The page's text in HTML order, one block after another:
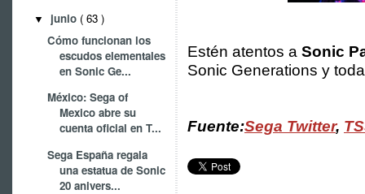
▼ junio ( 63 )
Cómo funcionan los
escudos elementales
en Sonic Ge...
México: Sega of
Mexico abre su
cuenta oficial en T...
Sega España regala
una estatua de Sonic
20 anivers...
Estén atentos a Sonic
Sonic Generations y
Fuente:Sega Twitter,